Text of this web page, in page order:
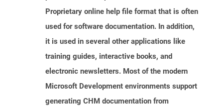
Proprietary online help file format that is often
used for software documentation. In addition,
it is used in several other applications like
training guides, interactive books, and
electronic newsletters. Most of the modern
Microsoft Development environments support
generating CHM documentation from